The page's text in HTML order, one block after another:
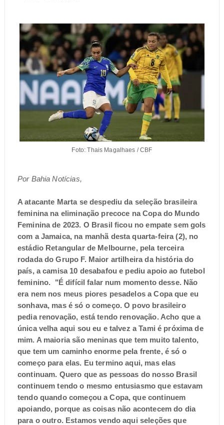
Foto: Thais Magalhaes / CBF
Por Bahia Notícias,
A atacante Marta se despediu da seleção brasileira
feminina na eliminação precoce na Copa do Mundo
Feminina de 2023. O Brasil ficou no empate sem gols
com a Jamaica, na manhã desta quarta-feira (2), no
estádio Retangular de Melbourne, pela terceira
rodada do Grupo F. Maior artilheira da história do
país, a camisa 10 desabafou e pediu apoio ao futebol
feminino.
"É difícil falar num momento desse. Não
era nem nos meus piores pesadelos a Copa que eu
sonhava, mas é só o começo. O povo brasileiro
pedia renovação, está tendo renovação. Acho que a
única velha aqui sou eu e talvez a Tami é próxima de
mim. A maioria são meninas que tem muito talento,
que tem um caminho enorme pela frente, é só o
começo para elas. Eu termino aqui, mas elas
continuam. Quero que as pessoas do nosso Brasil
continuem tendo o mesmo entusiasmo que estavam
tendo quando começou a Copa, que continuem
apoiando, porque as coisas não acontecem do dia
para o outro. Estamos vendo aqui seleções que